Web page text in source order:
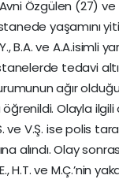
Özgülen (27)
yaşamını
B.A. ve A.A.isimli
tedavi
ağır
Olayla ilgili
ve V.Ş. ise polis
alındı. Olay
H.T. ve M.Ç.’nin